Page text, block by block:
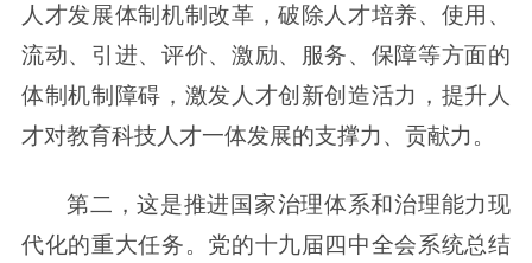
人才发展体制机制改革，破除人才培养、使用、
流动、引进、评价、激励、服务、保障等方面的
体制机制障碍，激发人才创新创造活力，提升人
才对教育科技人才一体发展的支撑力、贡献力。
第二，这是推进国家治理体系和治理能力现
代化的重大任务。党的十九届四中全会系统总结